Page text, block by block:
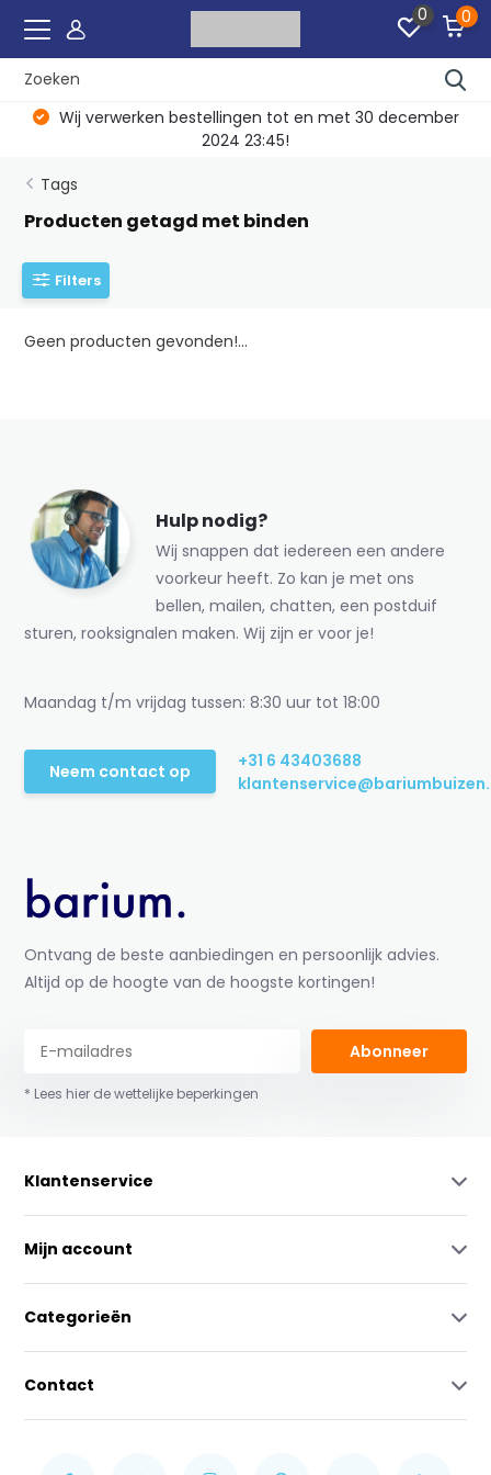
0 0
Wij verwerken bestellingen tot en met 30 december
2024 23:45!
Tags
Producten getagd met binden
Filters
Geen producten gevonden!...
Hulp nodig?
Wij snappen dat iedereen een andere
voorkeur heeft. Zo kan je met ons
bellen, mailen, chatten, een postduif
sturen, rooksignalen maken. Wij zijn er voor je!
Maandag t/m vrijdag tussen: 8:30 uur tot 18:00
Neem contact op
+31 6 43403688
Ontvang de beste aanbiedingen en persoonlijk advies.
Altijd op de hoogte van de hoogste kortingen!
Abonneer
* Lees hier de wettelijke beperkingen
Klantenservice
Mijn account
Categorieën
Contact